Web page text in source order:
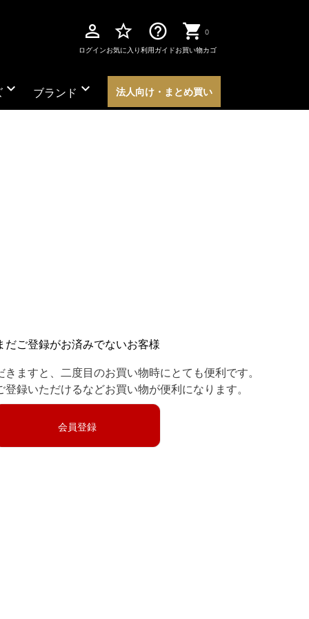
perm_identity
ログイン
star_border
お気に入り
help_outline
利用ガイド
0
お買い物カゴ
expand_more ブランド expand_more 法人向け・まとめ買い
だご登録がお済みでないお客様
ますと、二度目のお買い物時にとても便利です。
録いただけるなどお買い物が便利になります。
会員登録